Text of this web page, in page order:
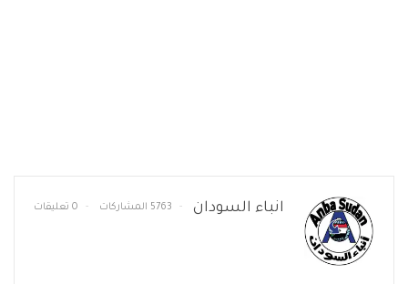
انباء السودان 5763 المشاركات 0 تعليقات